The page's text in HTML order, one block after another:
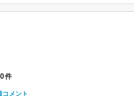
0件
コメント